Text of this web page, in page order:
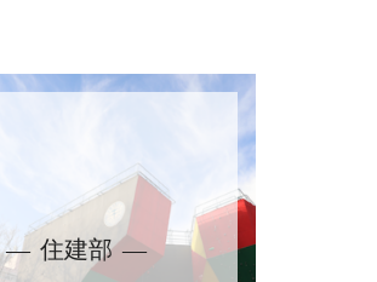
住建部